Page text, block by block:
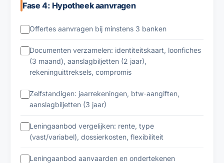
Fase 4: Hypotheek aanvragen
Offertes aanvragen bij minstens 3 banken
Documenten verzamelen: identiteitskaart, loonfiches
(3 maand), aanslagbiljetten (2 jaar),
rekeninguittreksels, compromis
Zelfstandigen: jaarrekeningen, btw-aangiften,
aanslagbiljetten (3 jaar)
Leningaanbod vergelijken: rente, type
(vast/variabel), dossierkosten, flexibiliteit
Leningaanbod aanvaarden en ondertekenen